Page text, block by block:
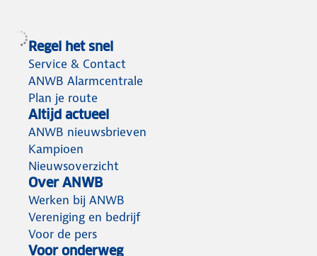
Regel het snel
Service & Contact
ANWB Alarmcentrale
Plan je route
Altijd actueel
ANWB nieuwsbrieven
Kampioen
Nieuwsoverzicht
Over ANWB
Werken bij ANWB
Vereniging en bedrijf
Voor de pers
Voor onderweg